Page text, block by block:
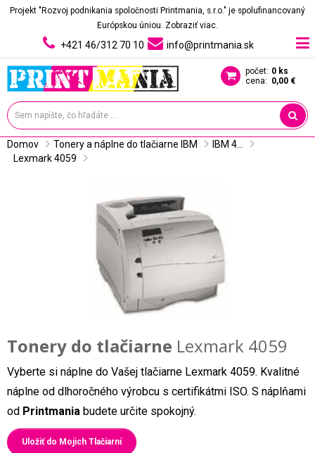
Projekt "Rozvoj podnikania spoločnosti Printmania, s.r.o." je spolufinancovaný
Európskou úniou. Zobraziť viac.
+421 46/312 70 10 info@printmania.sk
počet: 0 ks
cena: 0,00 €
Domov Tonery a náplne do tlačiarne IBM
IBM 4...
Lexmark 4059
Tonery do tlačiarne Lexmark 4059
Vyberte si náplne do Vašej tlačiarne Lexmark 4059. Kvalitné
náplne od dlhoročného výrobcu s certifikátmi ISO. S náplňami
od Printmania budete určite spokojný.
Uložiť do Mojich Tlačiarní